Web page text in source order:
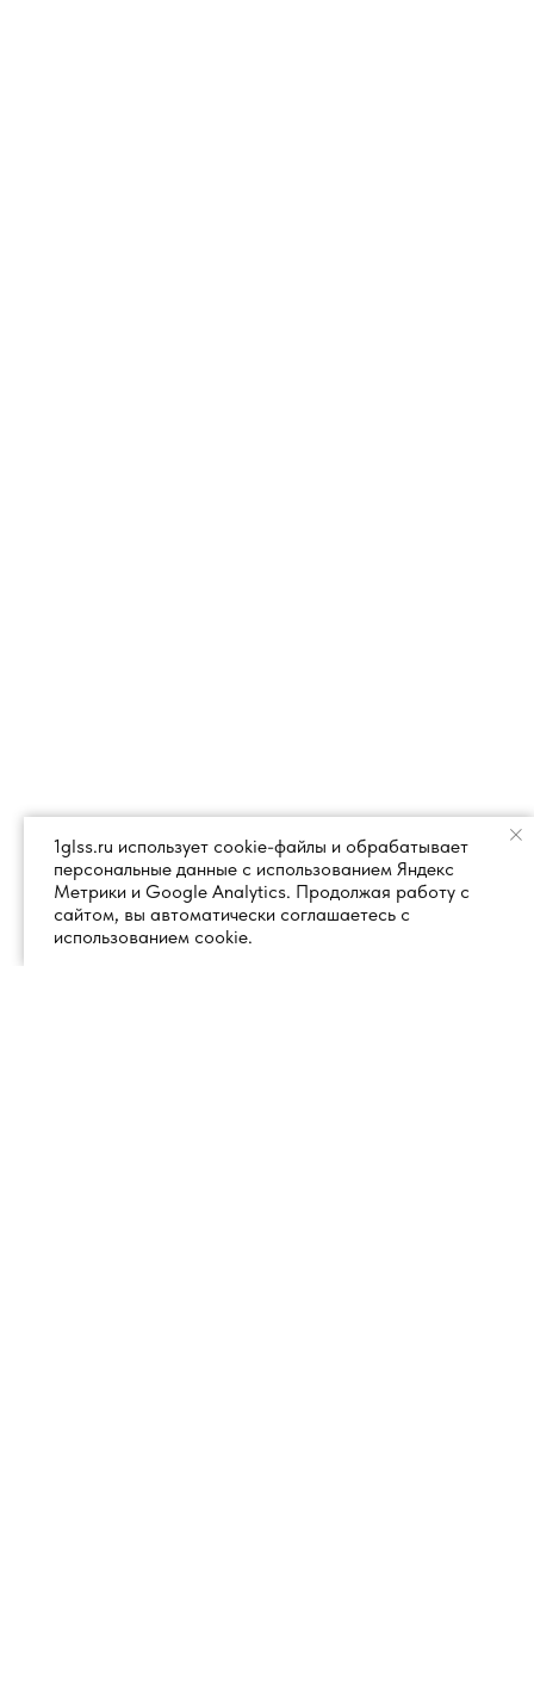
1glss.ru использует cookie-файлы и обрабатывает
персональные данные с использованием Яндекс
Метрики и Google Analytics. Продолжая работу с
сайтом, вы автоматически соглашаетесь с
использованием cookie.